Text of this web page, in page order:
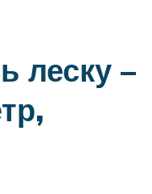
леску –